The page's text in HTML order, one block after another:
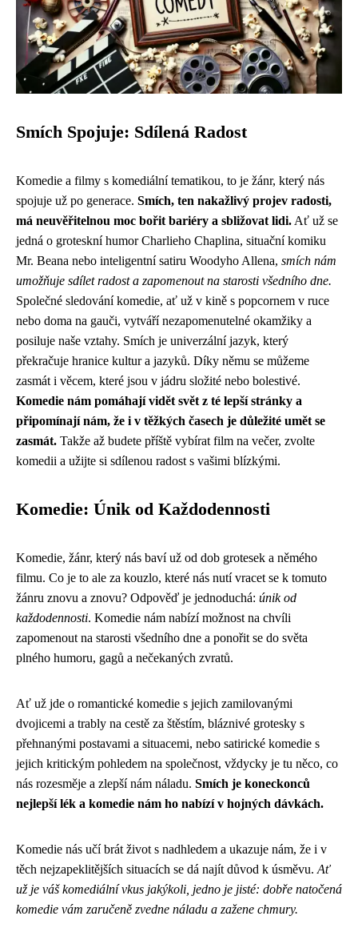
Smích Spojuje: Sdílená Radost
Komedie a filmy s komediální tematikou, to je žánr, který nás
spojuje už po generace. Smích, ten nakažlivý projev radosti,
má neuvěřitelnou moc bořit bariéry a sbližovat lidi. Ať už se
jedná o groteskní humor Charlieho Chaplina, situační komiku
Mr. Beana nebo inteligentní satiru Woodyho Allena, smích nám
umožňuje sdílet radost a zapomenout na starosti všedního dne.
Společné sledování komedie, ať už v kině s popcornem v ruce
nebo doma na gauči, vytváří nezapomenutelné okamžiky a
posiluje naše vztahy. Smích je univerzální jazyk, který
překračuje hranice kultur a jazyků. Díky němu se můžeme
zasmát i věcem, které jsou v jádru složité nebo bolestivé.
Komedie nám pomáhají vidět svět z té lepší stránky a
připomínají nám, že i v těžkých časech je důležité umět se
zasmát. Takže až budete příště vybírat film na večer, zvolte
komedii a užijte si sdílenou radost s vašimi blízkými.
Komedie: Únik od Každodennosti
Komedie, žánr, který nás baví už od dob grotesek a němého
filmu. Co je to ale za kouzlo, které nás nutí vracet se k tomuto
žánru znovu a znovu? Odpověď je jednoduchá: únik od
každodennosti. Komedie nám nabízí možnost na chvíli
zapomenout na starosti všedního dne a ponořit se do světa
plného humoru, gagů a nečekaných zvratů.
Ať už jde o romantické komedie s jejich zamilovanými
dvojicemi a trably na cestě za štěstím, bláznivé grotesky s
přehnanými postavami a situacemi, nebo satirické komedie s
jejich kritickým pohledem na společnost, vždycky je tu něco, co
nás rozesměje a zlepší nám náladu. Smích je koneckonců
nejlepší lék a komedie nám ho nabízí v hojných dávkách.
Komedie nás učí brát život s nadhledem a ukazuje nám, že i v
těch nejzapeklitějších situacích se dá najít důvod k úsměvu. Ať
už je váš komediální vkus jakýkoli, jedno je jisté: dobře natočená
komedie vám zaručeně zvedne náladu a zažene chmury.